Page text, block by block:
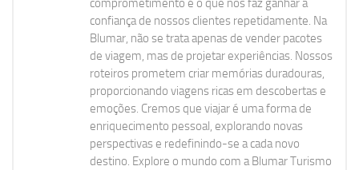
comprometimento é o que nos faz ganhar a
confiança de nossos clientes repetidamente. Na
Blumar, não se trata apenas de vender pacotes
de viagem, mas de projetar experiências. Nossos
roteiros prometem criar memórias duradouras,
proporcionando viagens ricas em descobertas e
emoções. Cremos que viajar é uma forma de
enriquecimento pessoal, explorando novas
perspectivas e redefinindo-se a cada novo
destino. Explore o mundo com a Blumar Turismo